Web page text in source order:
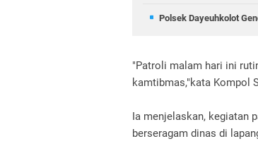
Polsek Dayeuhkolot
"Patroli malam hari ini
kamtibmas,"kata Kompol
Ia menjelaskan, kegiatan
berseragam dinas di